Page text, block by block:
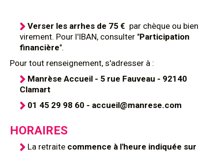
Verser les arrhes de 75 € par chèque ou bien
virement. Pour l'IBAN, consulter "Participation
financière".
Pour tout renseignement, s'adresser à :
Manrèse Accueil - 5 rue Fauveau - 92140
Clamart
01 45 29 98 60 - accueil@manrese.com
HORAIRES
La retraite commence à l'heure indiquée sur